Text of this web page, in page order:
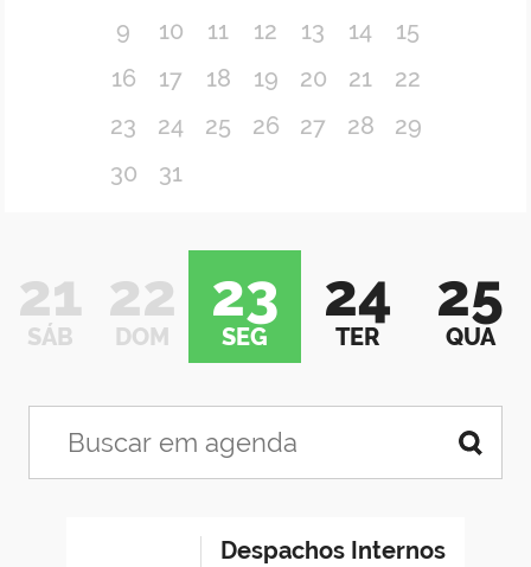
9
10 11 12 13 14
15
16
17 18 19 20 21
22
23
24 25 26 27 28
29
30
31
21
SÁB
22
DOM
23
SEG
24
TER
25
QUA
Despachos Internos